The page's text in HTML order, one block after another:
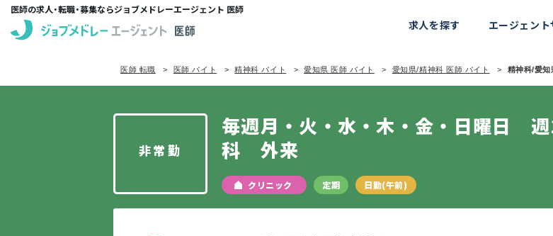
医師の求人・転職・募集ならジョブメドレーエージェント 医師
求人を探す エージェン
医師 転職 医師 バイト 精神科 バイト 愛知県 医師 バイト 愛知県/精神科 医師 バイト 精神科/愛知
非常勤
毎週月・火・水・木・金・日曜日
科 外来
クリニック 定期 日勤(午前)